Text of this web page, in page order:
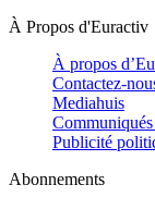
À Propos d'Euractiv
À propos
Contactez-
Mediahuis
Communiqués
Publicité
Abonnements